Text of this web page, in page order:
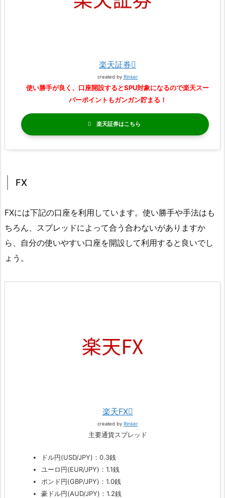
楽天証券
created by Rinker
使い勝手が良く、口座開設するとSPU対象になるので楽天スー
パーポイントもガンガン貯まる！
楽天証券
FX
FXには下記の口座を利用しています。使い勝手や手法はも
ちろん、スプレッドによって合う合わないがありますか
ら、自分の使いやすい口座を開設して利用すると良いでし
ょう。
楽天FX
created by Rinker
主要通貨スプレッド
ドル円(USD/JPY)：0.3銭
ユーロ円(EUR/JPY)：1.1銭
ポンド円(GBP/JPY)：1.0銭
豪ドル円(AUD/JPY)：1.2銭